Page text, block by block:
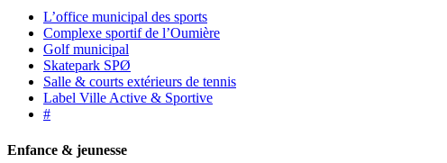
L’office municipal des sports
Complexe sportif de l’Oumière
Golf municipal
Skatepark SPØ
Salle & courts extérieurs de tennis
Label Ville Active & Sportive
#
Enfance & jeunesse